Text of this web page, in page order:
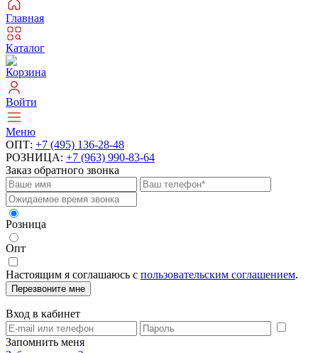
Главная
Каталог
Корзина
Войти
Меню
ОПТ: +7 (495) 136-28-48
РОЗНИЦА: +7 (963) 990-83-64
Заказ обратного звонка
Розница
Опт
Настоящим я соглашаюсь с пользовательским соглашением.
Перезвоните мне
Вход в кабинет
Запомнить меня